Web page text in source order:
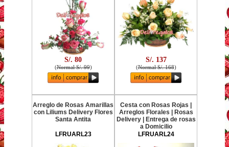
S/. 80
(Normal S/. 99)
S/. 137
(Normal S/. 168)
Arreglo de Rosas Amarillas
con Liliums Delivery Flores
Santa Antita
LFRUARL23
Cesta con Rosas Rojas |
Arreglos Florales | Rosas
Delivery | Entrega de rosas
a Domicilio
LFRUARL24